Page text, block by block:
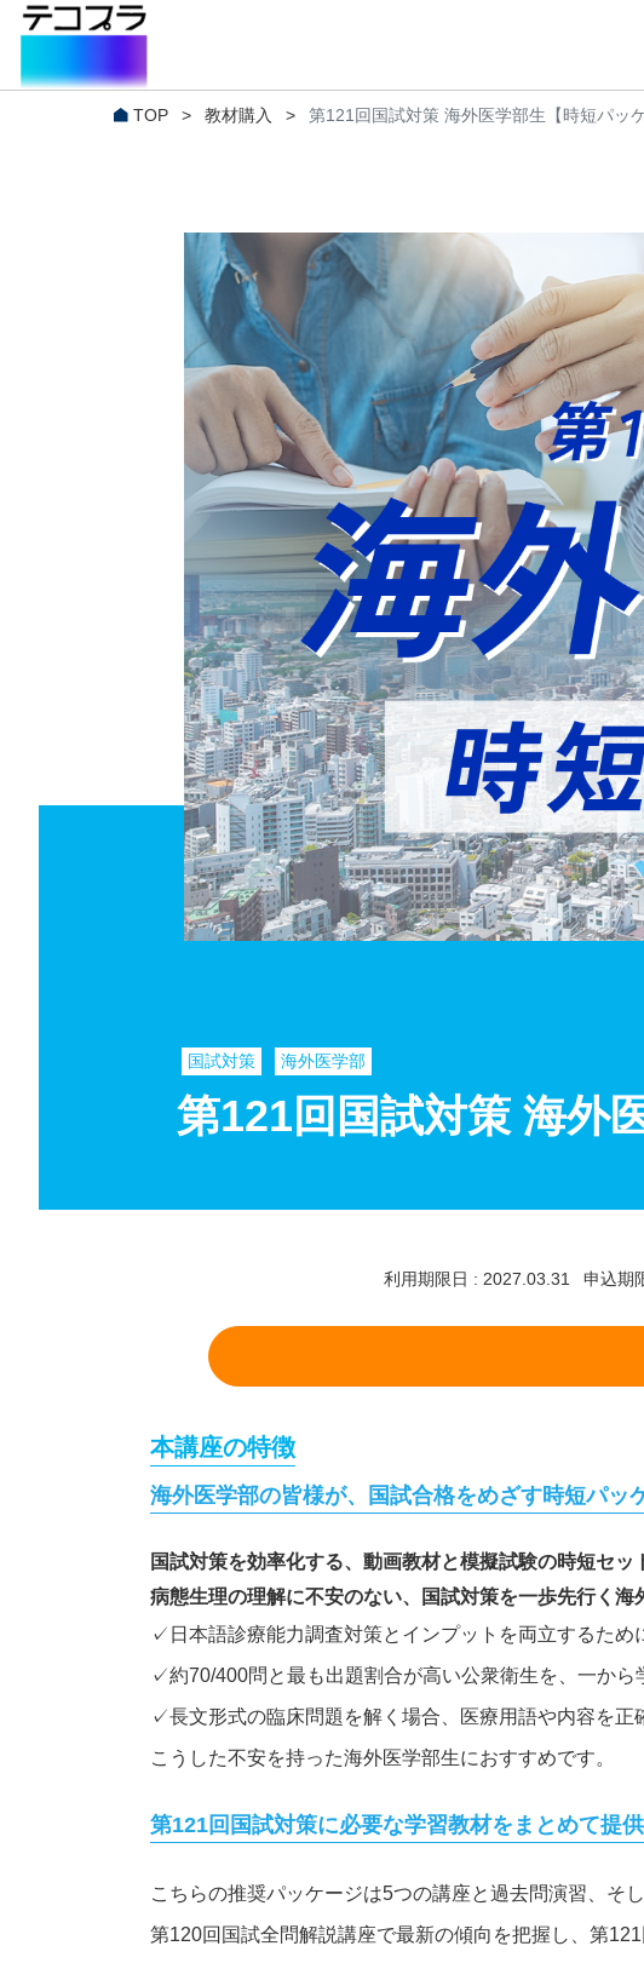
TOP > 教材購入 > 第121回国試対策 海外医学部生【時短パッケ
国試対策 海外医学部
第121回国試対策 海外
利用期限日 : 2027.03.31 申込期
本講座の特徴
海外医学部の皆様が、国試合格をめざす時短パッ
国試対策を効率化する、動画教材と模擬試験の時短セッ
病態生理の理解に不安のない、国試対策を一歩先行く海
✓日本語診療能力調査対策とインプットを両立するため
✓約70/400問と最も出題割合が高い公衆衛生を、一から
✓長文形式の臨床問題を解く場合、医療用語や内容を正
こうした不安を持った海外医学部生におすすめです。
第121回国試対策に必要な学習教材をまとめて提供
こちらの推奨パッケージは5つの講座と過去問演習、そ
第120回国試全問解説講座で最新の傾向を把握し、第121